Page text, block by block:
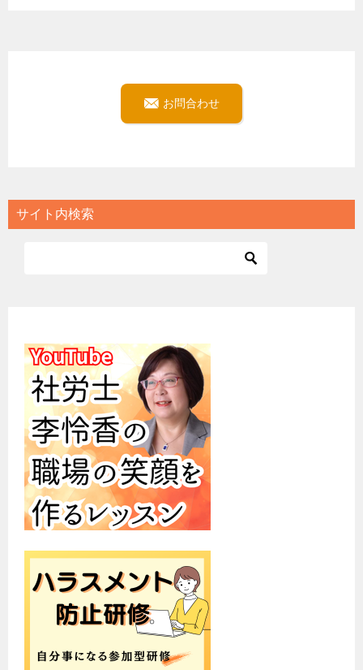
お問合わせ
サイト内検索